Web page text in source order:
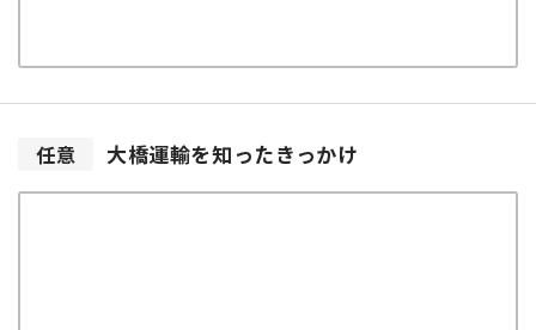
任意 大橋運輸を知ったきっかけ